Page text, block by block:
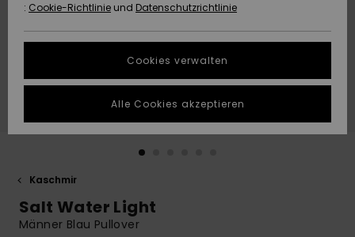
Highlights
Highlights
Starten Sie eine
Unterhaltung,
schnellste
Antwort auf Ihre
Frage zu
erhalten.
Finden Sie
NACHHALTIGKEIT
WUNSCHLISTE
Kaschmir
Salt Water Light
Männer Blau Pullover
: Cookie-Richtlinie und Datenschutzrichtlinie
Cookies verwalten
Alle Cookies akzeptieren